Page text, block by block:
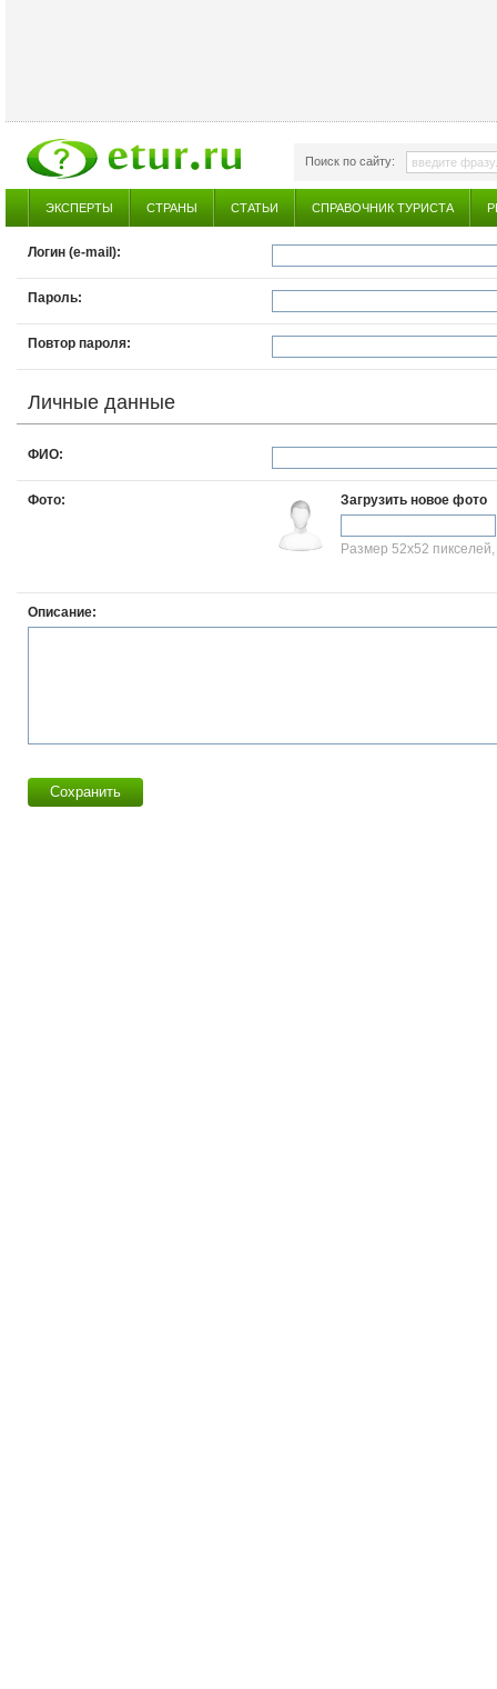
Поиск по сайту:
ЭКСПЕРТЫ СТРАНЫ СТАТЬИ СПРАВОЧНИК ТУРИСТА
Логин (e-mail):
Пароль:
Повтор пароля:
Личные данные
ФИО:
Фото: Загрузить новое фото
Размер 52x52
Описание:
Сохранить